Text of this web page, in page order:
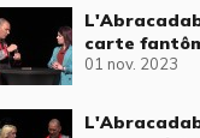
carte
8
01 nov. 2023